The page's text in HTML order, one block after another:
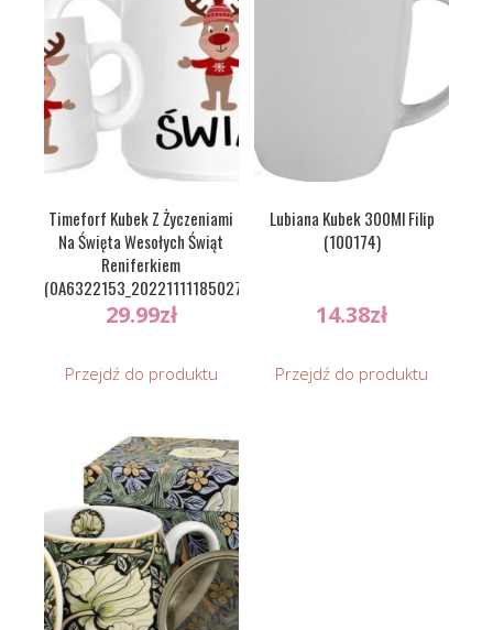
Timeforf Kubek Z Życzeniami
Na Święta Wesołych Świąt
Reniferkiem
(0A6322153_20221111185027)
29.99zł
Przejdź do produktu
Lubiana Kubek 300Ml Filip
(100174)
14.38zł
Przejdź do produktu